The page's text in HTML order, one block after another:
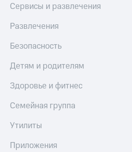
Сервисы и развлечения
Развлечения
Безопасность
Детям и родителям
Здоровье и фитнес
Семейная группа
Утилиты
Приложения